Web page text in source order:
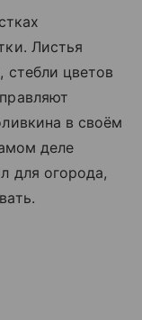
Листья
стебли цветов
в своём
деле
для огорода,